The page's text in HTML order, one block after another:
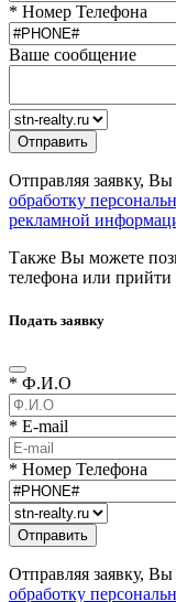
* Номер Телефона
Ваше сообщение
Отправляя заявку,
обработку
рекламной
Также Вы можете
телефона или
Подать заявку
* Ф.И.О
* E-mail
* Номер Телефона
Отправляя заявку,
обработку